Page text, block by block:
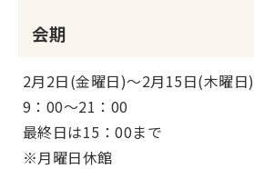
会期
2月2日(金曜日)～2月15日(木曜日)
9：00～21：00
最終日は15：00まで
※月曜日休館